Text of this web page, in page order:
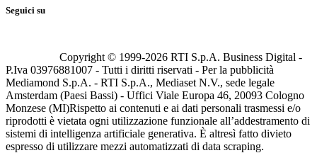
Seguici su
Copyright © 1999-2026 RTI S.p.A. Business Digital -
P.Iva 03976881007 - Tutti i diritti riservati - Per la pubblicità
Mediamond S.p.A. - RTI S.p.A., Mediaset N.V., sede legale
Amsterdam (Paesi Bassi) - Uffici Viale Europa 46, 20093 Cologno
Monzese (MI)Rispetto ai contenuti e ai dati personali trasmessi e/o
riprodotti è vietata ogni utilizzazione funzionale all’addestramento di
sistemi di intelligenza artificiale generativa. È altresì fatto divieto
espresso di utilizzare mezzi automatizzati di data scraping.